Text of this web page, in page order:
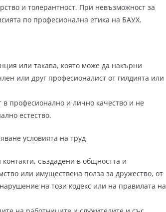
и толерантност. При невъзможност за
по професионална етика на БАУХ.
или такава, която може да накърни
или друг професионалист от гилдията или
в професионално и лично качество и не
естество.
условията на труд
създадени в общността и
или имуществена полза за дружество, от
на този кодекс или на правилата на